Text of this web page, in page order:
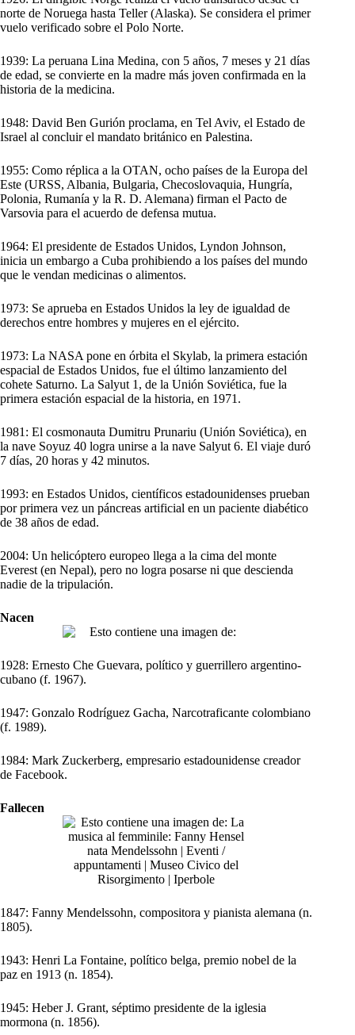
norte de Noruega hasta Teller (Alaska). Se considera el primer
vuelo verificado sobre el Polo Norte.
1939: La peruana Lina Medina, con 5 años, 7 meses y 21 días
de edad, se convierte en la madre más joven confirmada en la
historia de la medicina.
1948: David Ben Gurión proclama, en Tel Aviv, el Estado de
Israel al concluir el mandato británico en Palestina.
1955: Como réplica a la OTAN, ocho países de la Europa del
Este (URSS, Albania, Bulgaria, Checoslovaquia, Hungría,
Polonia, Rumanía y la R. D. Alemana) firman el Pacto de
Varsovia para el acuerdo de defensa mutua.
1964: El presidente de Estados Unidos, Lyndon Johnson,
inicia un embargo a Cuba prohibiendo a los países del mundo
que le vendan medicinas o alimentos.
1973: Se aprueba en Estados Unidos la ley de igualdad de
derechos entre hombres y mujeres en el ejército.
1973: La NASA pone en órbita el Skylab, la primera estación
espacial de Estados Unidos, fue el último lanzamiento del
cohete Saturno. La Salyut 1, de la Unión Soviética, fue la
primera estación espacial de la historia, en 1971.
1981: El cosmonauta Dumitru Prunariu (Unión Soviética), en
la nave Soyuz 40 logra unirse a la nave Salyut 6. El viaje duró
7 días, 20 horas y 42 minutos.
1993: en Estados Unidos, científicos estadounidenses prueban
por primera vez un páncreas artificial en un paciente diabético
de 38 años de edad.
2004: Un helicóptero europeo llega a la cima del monte
Everest (en Nepal), pero no logra posarse ni que descienda
nadie de la tripulación.
Nacen
1928: Ernesto Che Guevara, político y guerrillero argentino-
cubano (f. 1967).
1947: Gonzalo Rodríguez Gacha, Narcotraficante colombiano
(f. 1989).
1984: Mark Zuckerberg, empresario estadounidense creador
de Facebook.
Fallecen
1847: Fanny Mendelssohn, compositora y pianista alemana (n.
1805).
1943: Henri La Fontaine, político belga, premio nobel de la
paz en 1913 (n. 1854).
1945: Heber J. Grant, séptimo presidente de la iglesia
mormona (n. 1856).